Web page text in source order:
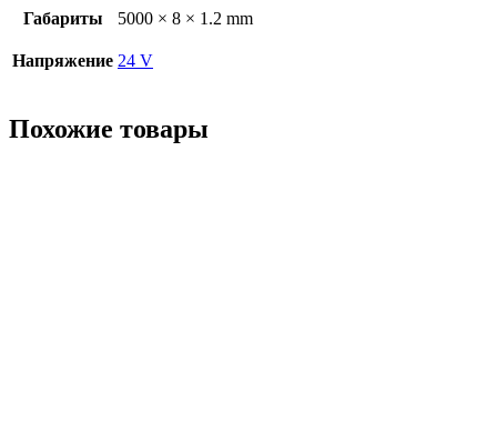
Габариты 5000 × 8 × 1.2 mm
Напряжение 24 V
Похожие товары